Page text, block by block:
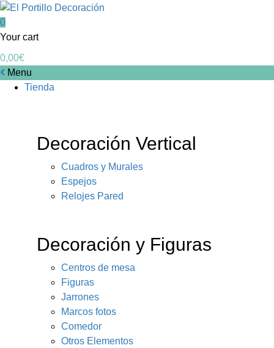
0
Your cart
0,00€
Menu
Tienda
Decoración Vertical
Cuadros y Murales
Espejos
Relojes Pared
Decoración y Figuras
Centros de mesa
Figuras
Jarrones
Marcos fotos
Comedor
Otros Elementos